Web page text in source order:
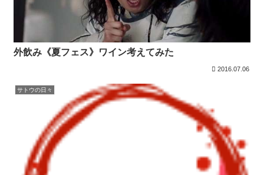
外飲み《夏フェス》ワイン考えてみた
2016.07.06
サトウの日々